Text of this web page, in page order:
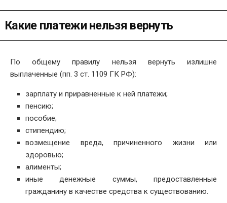
Какие платежи нельзя вернуть
По общему правилу нельзя вернуть излишне
выплаченные (пп. 3 ст. 1109 ГК РФ):
зарплату и приравненные к ней платежи;
пенсию;
пособие;
стипендию;
возмещение вреда, причиненного жизни или
здоровью;
алименты;
иные денежные суммы, предоставленные
гражданину в качестве средства к существованию.